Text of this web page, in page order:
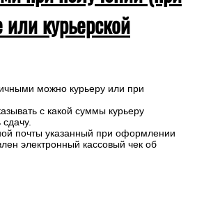
курьерской
можно курьеру или при
с какой суммы курьеру
почты указанный при оформлении
электронный кассовый чек об